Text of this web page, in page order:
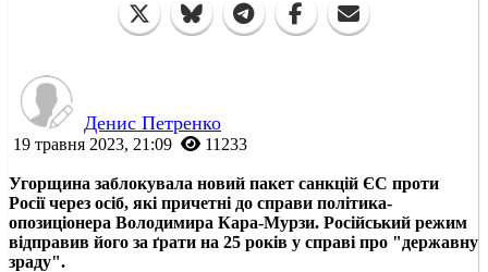
Денис Петренко
19 травня 2023, 21:09 11233
Угорщина заблокувала новий пакет санкцій ЄС проти
Росії через осіб, які причетні до справи політика-
опозиціонера Володимира Кара-Мурзи. Російський режим
відправив його за ґрати на 25 років у справі про "державну
зраду".